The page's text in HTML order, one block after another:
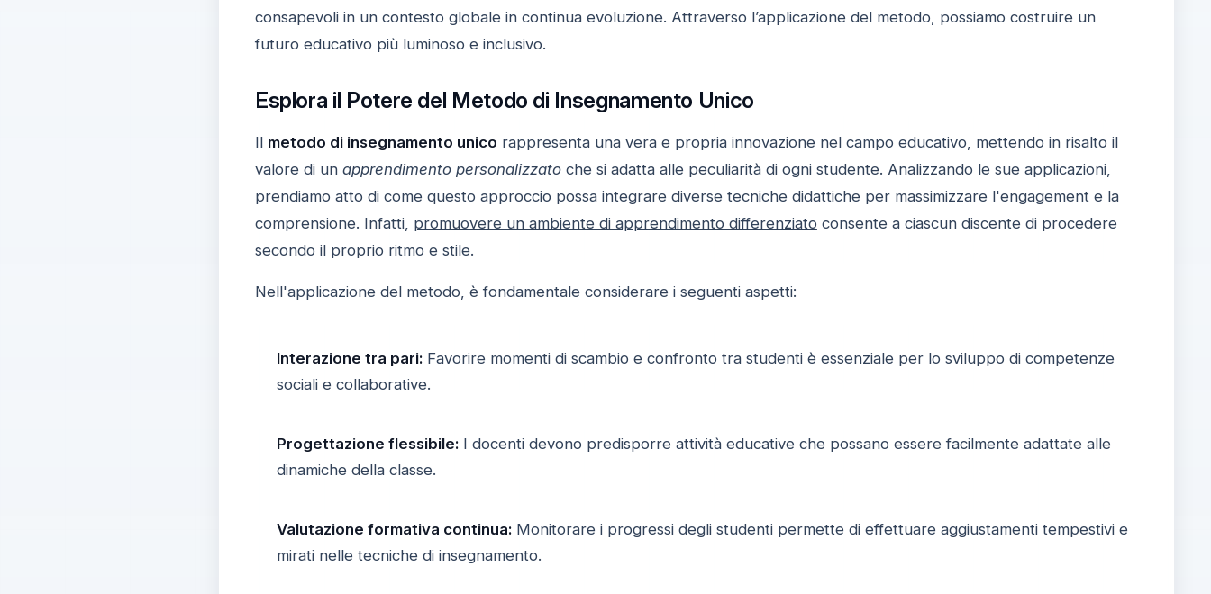
consapevoli in un contesto globale in continua evoluzione. Attraverso l’applicazione del metodo, possiamo costruire un
futuro educativo più luminoso e inclusivo.
Esplora il Potere del Metodo di Insegnamento Unico
Il metodo di insegnamento unico rappresenta una vera e propria innovazione nel campo educativo, mettendo in risalto il
valore di un apprendimento personalizzatoche si adatta alle peculiarità di ogni studente. Analizzando le sue applicazioni,
prendiamo atto di come questo approccio possa integrare diverse tecniche didattiche per massimizzare l'engagement e la
comprensione. Infatti, promuovere un ambiente di apprendimento differenziato consente a ciascun discente di procedere
secondo il proprio ritmo e stile.
Nell'applicazione del metodo, è fondamentale considerare i seguenti aspetti:
Interazione tra pari:Favorire momenti di scambio e confronto tra studenti è essenziale per lo sviluppo di competenze
sociali e collaborative.
Progettazione flessibile:I docenti devono predisporre attività educative che possano essere facilmente adattate alle
dinamiche della classe.
Valutazione formativa continua:Monitorare i progressi degli studenti permette di effettuare aggiustamenti tempestivi e
mirati nelle tecniche di insegnamento.